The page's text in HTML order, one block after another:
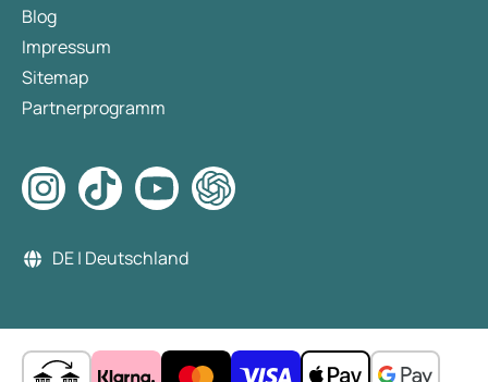
Blog
Impressum
Sitemap
Partnerprogramm
DE | Deutschland